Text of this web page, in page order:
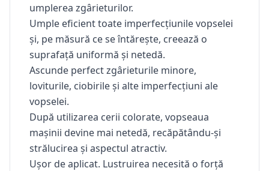
umplerea zgârieturilor.
Umple eficient toate imperfecțiunile vopselei
și, pe măsură ce se întărește, creează o
suprafață uniformă și netedă.
Ascunde perfect zgârieturile minore,
loviturile, ciobirile și alte imperfecțiuni ale
vopselei.
După utilizarea cerii colorate, vopseaua
mașinii devine mai netedă, recăpătându-și
strălucirea și aspectul atractiv.
Ușor de aplicat. Lustruirea necesită o forță